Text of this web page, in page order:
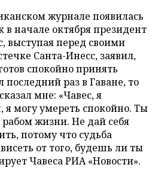
журнале появилась
в начале октября президент
выступая перед своими
Санта-Инесс, заявил,
спокойно принять
последний раз в Гаване, то
мне: «Чавес, я
я могу умереть спокойно. Ты
жизни. Не дай себя
потому что судьба
от того, будешь ли ты
Чавеса РИА «Новости».